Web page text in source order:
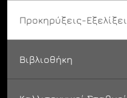
Προκηρύξεις-
Βιβλιοθήκη